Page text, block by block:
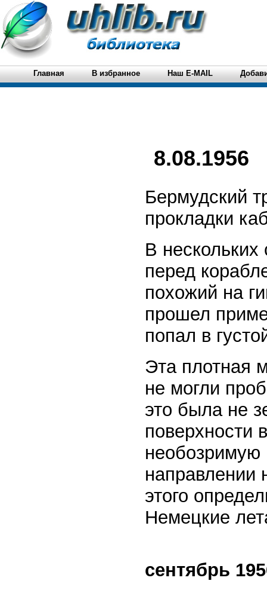
Главная В избранное Наш E-MAIL
8.08.1956
Бермудский
прокладки
В нескольких
перед
похожий на
прошел
попал в
Эта плотная
не могли
это была не
поверхности
необозримую
направлении
этого
Немецкие
сентябрь